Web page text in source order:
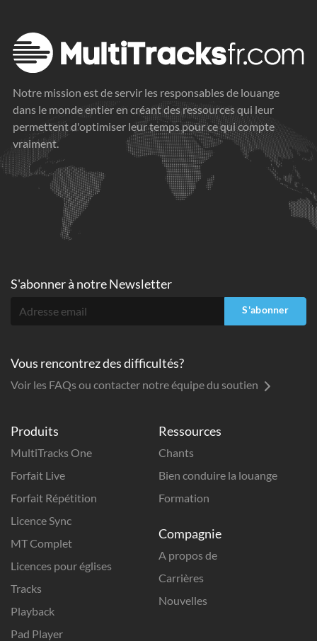
Notre mission est de servir les responsables de louange
dans le monde entier en créant des ressources qui leur
permettent d'optimiser leur temps pour ce qui compte
vraiment.
Produits
MultiTracks One
Forfait Live
Forfait Répétition
Licence Sync
MT Complet
Licences pour églises
Tracks
Playback
Pad Player
Ressources
Chants
Bien conduire la louange
Formation
Compagnie
A propos de
Carrières
Nouvelles
S'abonner à notre Newsletter
S'abonner
Vous rencontrez des difficultés?
Voir les FAQs ou contacter notre équipe du soutien